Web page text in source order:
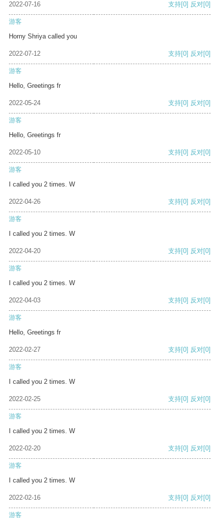
2022-07-16 支持[0] 反对[0]
游客
Horny Shriya called you
2022-07-12 支持[0] 反对[0]
游客
Hello, Greetings fr
2022-05-24 支持[0] 反对[0]
游客
Hello, Greetings fr
2022-05-10 支持[0] 反对[0]
游客
I called you 2 times. W
2022-04-26 支持[0] 反对[0]
游客
I called you 2 times. W
2022-04-20 支持[0] 反对[0]
游客
I called you 2 times. W
2022-04-03 支持[0] 反对[0]
游客
Hello, Greetings fr
2022-02-27 支持[0] 反对[0]
游客
I called you 2 times. W
2022-02-25 支持[0] 反对[0]
游客
I called you 2 times. W
2022-02-20 支持[0] 反对[0]
游客
I called you 2 times. W
2022-02-16 支持[0] 反对[0]
游客